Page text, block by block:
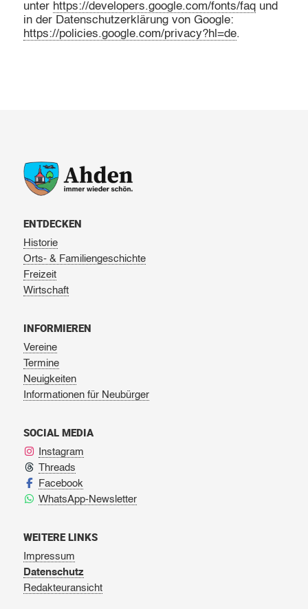
unter https://developers.google.com/fonts/faqund
in der Datenschutzerklärung von Google:
https://policies.google.com/privacy?hl=de.
ENTDECKEN
Historie
Orts- & Familiengeschichte
Freizeit
Wirtschaft
INFORMIEREN
Vereine
Termine
Neuigkeiten
Informationen für Neubürger
SOCIAL MEDIA
Instagram
Threads
Facebook
WhatsApp-Newsletter
WEITERE LINKS
Impressum
Datenschutz
Redakteuransicht